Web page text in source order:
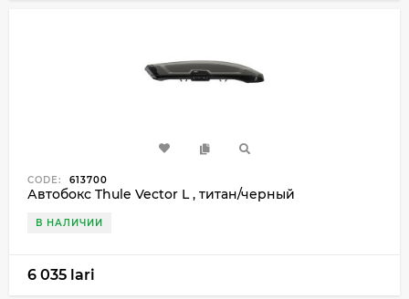
CODE: 613700
Автобокс Thule Vector L , титан/черный
В НАЛИЧИИ
6 035 lari